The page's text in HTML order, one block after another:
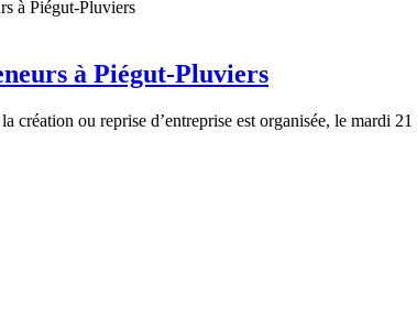
à Piégut-Pluviers
création ou reprise d’entreprise est organisée, le mardi